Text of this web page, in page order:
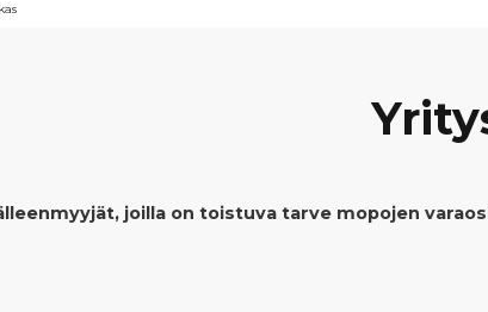
joilla on toistuva tarve mopojen